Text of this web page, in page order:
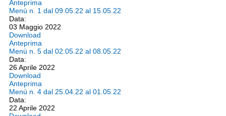
Anteprima
Menù n. 1 dal 09.05.22 al 15.05.22
Data:
03 Maggio 2022
Download
Anteprima
Menù n. 5 dal 02.05.22 al 08.05.22
Data:
26 Aprile 2022
Download
Anteprima
Menù n. 4 dal 25.04.22 al 01.05.22
Data:
22 Aprile 2022